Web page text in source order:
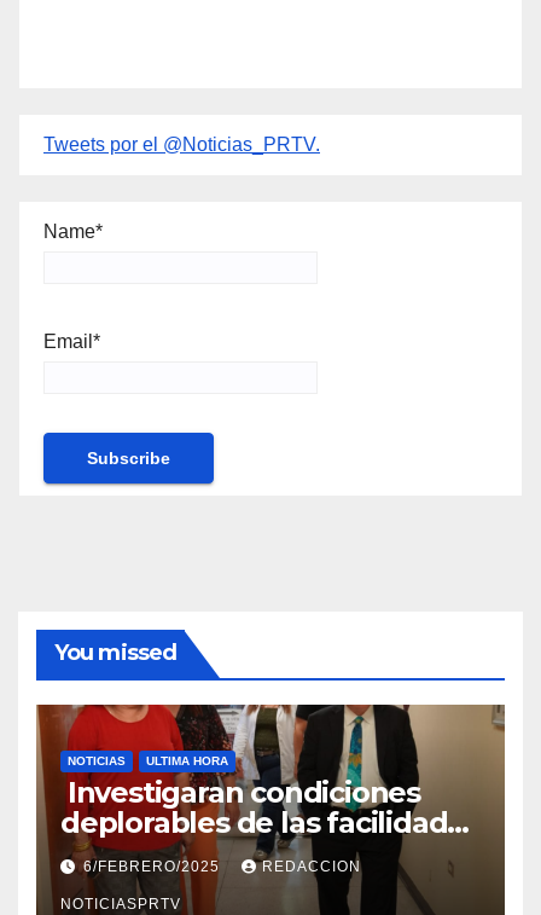
Tweets por el @Noticias_PRTV.
Name*
Email*
You missed
NOTICIAS ULTIMA HORA
Investigaran condiciones
deplorables de las facilidades
el Departamento de la Salud
en Mayagüez
6/FEBRERO/2025 REDACCION
NOTICIASPRTV